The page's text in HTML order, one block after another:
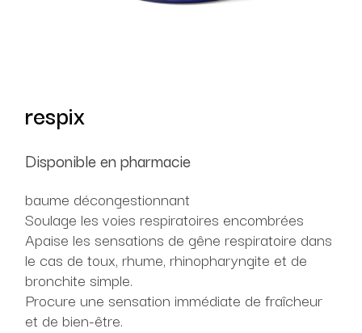
respix
Disponible en pharmacie
baume décongestionnant
Soulage les voies respiratoires encombrées
Apaise les sensations de gêne respiratoire dans
le cas de toux, rhume, rhinopharyngite et de
bronchite simple.
Procure une sensation immédiate de fraîcheur
et de bien-être.